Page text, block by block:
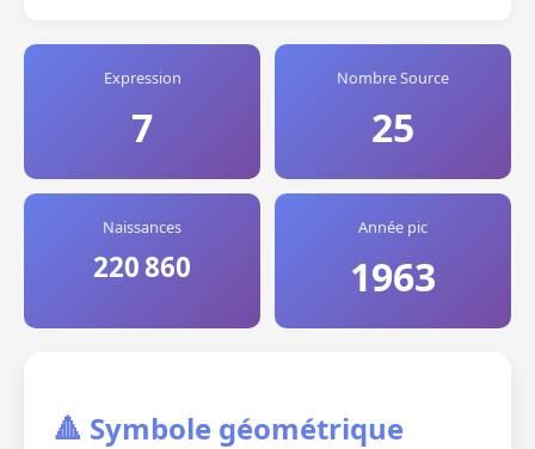
Expression
7
Nombre Source
25
Naissances
220 860
Année pic
1963
🔺 Symbole géométrique